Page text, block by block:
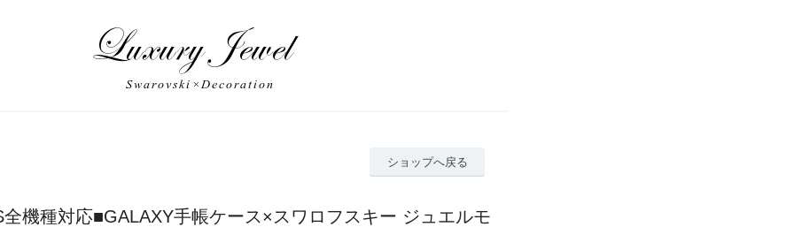
ショップへ戻る
機種対応■GALAXY手帳ケース×スワロフスキー ジュエルモ